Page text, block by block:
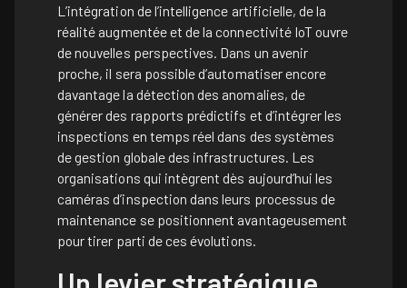
L’intégration de l’intelligence artificielle, de la
réalité augmentée et de la connectivité IoT ouvre
de nouvelles perspectives. Dans un avenir
proche, il sera possible d’automatiser encore
davantage la détection des anomalies, de
générer des rapports prédictifs et d’intégrer les
inspections en temps réel dans des systèmes
de gestion globale des infrastructures. Les
organisations qui intègrent dès aujourd’hui les
caméras d’inspection dans leurs processus de
maintenance se positionnent avantageusement
pour tirer parti de ces évolutions.